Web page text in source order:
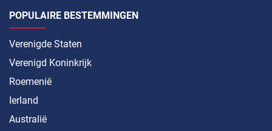
POPULAIRE BESTEMMINGEN
Verenigde Staten
Verenigd Koninkrijk
Roemenië
Ierland
Australië